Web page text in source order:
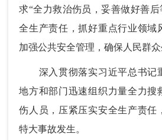
求“全力救治伤员，妥善做好善
全生产责任，抓好重点行业领域
加强公共安全管理，确保人民群众
深入贯彻落实习近平总书记
地方和部门迅速组织力量全力搜
伤人员，压紧压实安全生产责任
特大事故发生。